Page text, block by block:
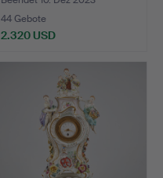
44 Gebote
2.320 USD